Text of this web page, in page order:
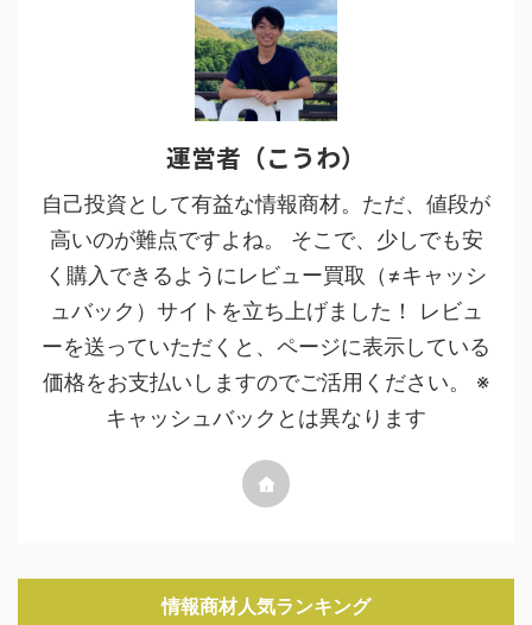
運営者（こうわ）
自己投資として有益な情報商材。ただ、値段が
高いのが難点ですよね。 そこで、少しでも安
く購入できるようにレビュー買取（≠キャッシ
ュバック）サイトを立ち上げました！ レビュ
ーを送っていただくと、ページに表示している
価格をお支払いしますのでご活用ください。 ※
キャッシュバックとは異なります
情報商材人気ランキング